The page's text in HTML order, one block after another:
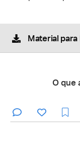
Material para
O que